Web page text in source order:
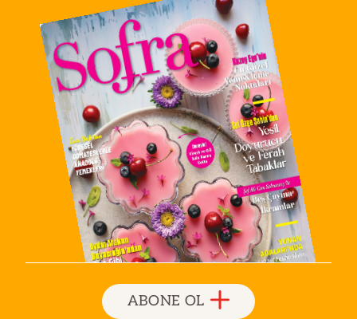
ABONE OL